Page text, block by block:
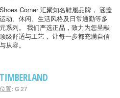
Shoes Corner 汇聚知名鞋履品牌， 涵盖
运动、休闲、生活风格及日常通勤等多
元系列。 我们严选正品，致力为您呈献
顶级舒适与工艺， 让每一步都充满自信
与从容。
TIMBERLAND
位置: G 27